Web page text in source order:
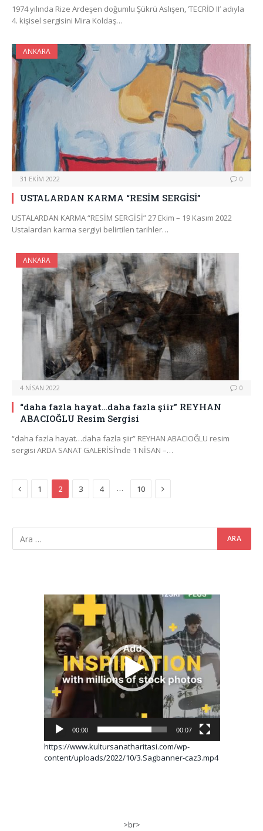
1974 yılında Rize Ardeşen doğumlu Şükrü Aslışen, ‘TECRİD II’ adıyla
4. kişisel sergisini Mira Koldaş…
ANKARA
31 EKIM 2022 0
USTALARDAN KARMA “RESİM SERGİSİ”
USTALARDAN KARMA “RESİM SERGİSİ” 27 Ekim – 19 Kasım 2022
Ustalardan karma sergiyi belirtilen tarihler…
ANKARA
4 NISAN 2022 0
“daha fazla hayat…daha fazla şiir” REYHAN
ABACIOĞLU Resim Sergisi
“daha fazla hayat…daha fazla şiir” REYHAN ABACIOĞLU resim
sergisi ARDA SANAT GALERİSİ’nde 1 NİSAN –…
Previous
1 2 3 4 … 10 Next
Video
oynatıcı
00:00 00:07
https://www.kultursanatharitasi.com/wp-
content/uploads/2022/10/3.Sagbanner-caz3.mp4
>br>